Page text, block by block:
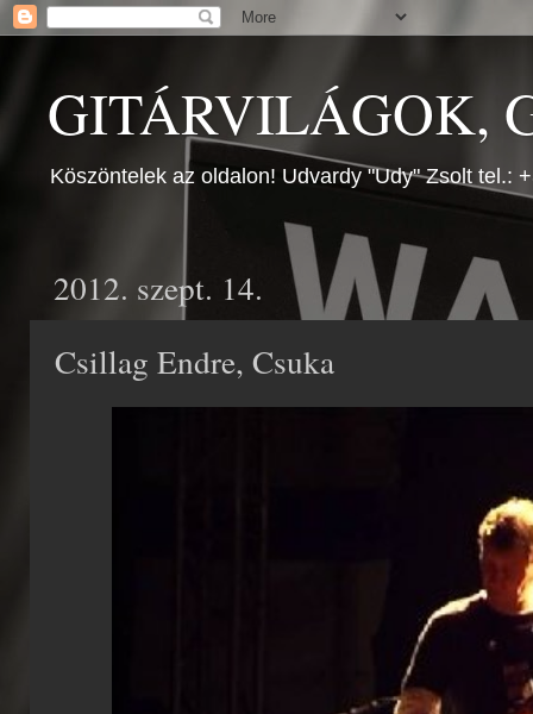
GITÁRVILÁGOK,
Köszöntelek az oldalon! Udvardy "Udy" Zsolt tel.:
2012. szept. 14.
Csillag Endre, Csuka